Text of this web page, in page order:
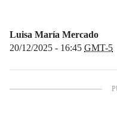
Luisa María Mercado
20/12/2025 - 16:45 GMT-5